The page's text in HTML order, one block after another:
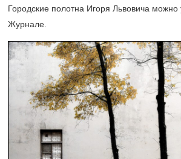
Городские полотна Игоря Львовича
Журнале.